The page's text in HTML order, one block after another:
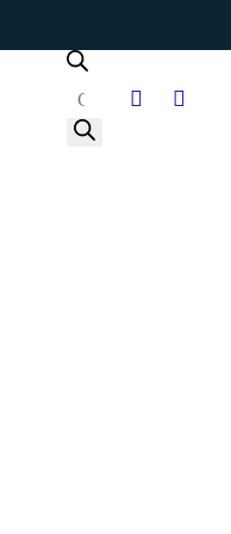
Products search